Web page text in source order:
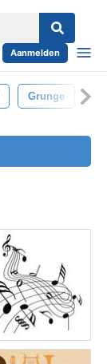
Aanmelden
Grunge